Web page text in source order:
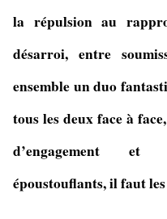
la répulsion au
désarroi, entre
ensemble un duo
tous les deux face à
d’engagement et
époustouflants, il faut